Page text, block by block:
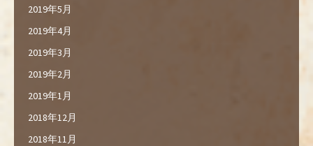
2019年5月
2019年4月
2019年3月
2019年2月
2019年1月
2018年12月
2018年11月